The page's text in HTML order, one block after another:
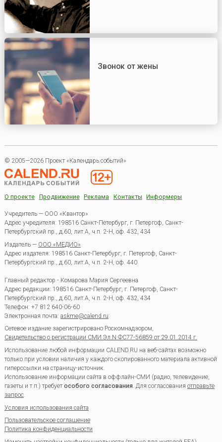
Звонок от жены
© 2005—2026 Проект «Календарь событий»
О проекте Продвижение Реклама Контакты Информеры
Учредитель — ООО «Квантор»
Адрес учредителя: 198516 Санкт-Петербург, г. Петергоф, Санкт-
Петербургский пр., д.60, лит.А, ч.п. 2-Н, оф. 432, 434
Издатель — ООО «МЕДИО»
Адрес издателя: 198516 Санкт-Петербург, г. Петергоф, Санкт-
Петербургский пр., д.60, лит.А, ч.п. 2-Н, оф. 440
Главный редактор - Комарова Мария Сергеевна
Адрес редакции: 198516 Санкт-Петербург, г. Петергоф, Санкт-
Петербургский пр., д.60, лит.А, ч.п. 2-Н, оф. 432, 434
Телефон: +7 812 640-06-60
Электронная почта: askme@calend.ru
Сетевое издание зарегистрировано Роскомнадзором,
Свидетельство о регистрации СМИ Эл.N ФС77-56859 от 29.01.2014 г.
Использование любой информации CALEND.RU на веб-сайтах возможно
только при условии наличия у каждого скопированного материала активной
гиперссылки на страницу-источник.
Использование информации сайта в оффлайн-СМИ (радио, телевидение,
газеты и т.п.) требуетособого согласования. Для согласования отправьте
запрос.
Условия использования сайта
Пользовательское соглашение
Политика конфиденциальности